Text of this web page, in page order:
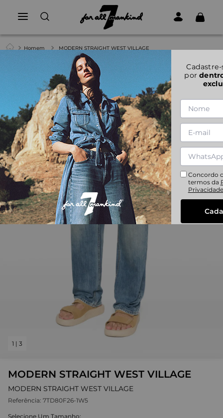
Homem MODERN STRAIGHT WEST VILLAGE
1 | 3
MODERN STRAIGHT WEST VILLAGE
MODERN STRAIGHT WEST VILLAGE
Referência: 7TD80F26-1W5
por
Concordo
termos da
Privacidade